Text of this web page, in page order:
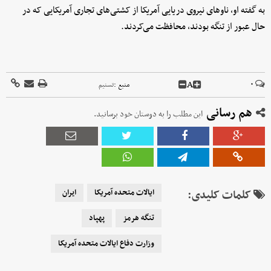
به گفته او، ناوهای نیروی دریایی آمریکا از کشتی‌های تجاری آمریکایی که در
حال عبور از تنگه بودند، محافظت می‌کردند.
۰ A منبع :تسنیم
هم رسانی این مطلب را به دوستان خود برسانید.
کلمات کلیدی: ایالات متحده آمریکا
ایران
تنگه هرمز
پهپاد
وزارت دفاع ایالات متحده آمریکا